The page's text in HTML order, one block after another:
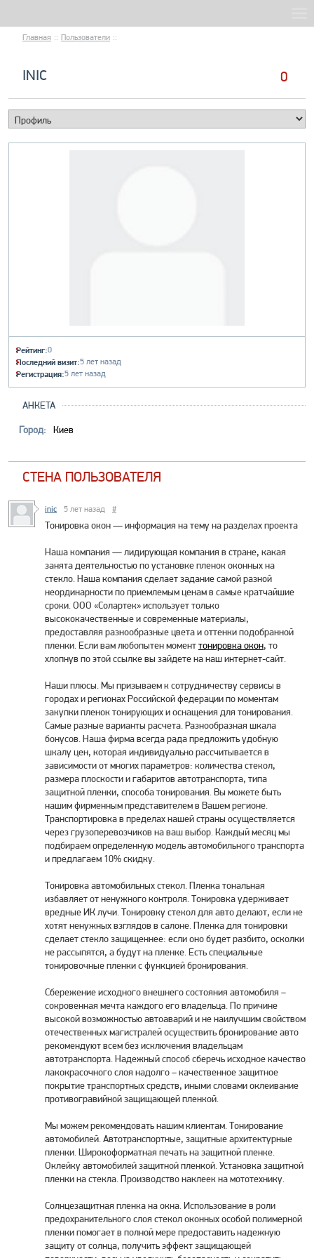
Главная :: Пользователи ::
0
INIC
Рейтинг:0
Последний визит:5 лет назад
Регистрация:5 лет назад
АНКЕТА
Город: Киев
СТЕНА ПОЛЬЗОВАТЕЛЯ
inic 5 лет назад #
Тонировка окон — информация на тему на разделах проекта
Наша компания — лидирующая компания в стране, какая
занята деятельностью по установке пленок оконных на
стекло. Наша компания сделает задание самой разной
неординарности по приемлемым ценам в самые кратчайшие
сроки. ООО «Солартек» использует только
высококачественные и современные материалы,
предоставляя разнообразные цвета и оттенки подобранной
пленки. Если вам любопытен моменттонировка окон, то
хлопнув по этой ссылке вы зайдете на наш интернет-сайт.
Наши плюсы. Мы призываем к сотрудничеству сервисы в
городах и регионах Российской федерации по моментам
закупки пленок тонирующих и оснащения для тонирования.
Самые разные варианты расчета. Разнообразная шкала
бонусов. Наша фирма всегда рада предложить удобную
шкалу цен, которая индивидуально рассчитывается в
зависимости от многих параметров: количества стекол,
размера плоскости и габаритов автотранспорта, типа
защитной пленки, способа тонирования. Вы можете быть
нашим фирменным представителем в Вашем регионе.
Транспортировка в пределах нашей страны осуществляется
через грузоперевозчиков на ваш выбор. Каждый месяц мы
подбираем определенную модель автомобильного транспорта
и предлагаем 10% скидку.
Тонировка автомобильных стекол. Пленка тональная
избавляет от ненужного контроля. Тонировка удерживает
вредные ИК лучи. Тонировку стекол для авто делают, если не
хотят ненужных взглядов в салоне. Пленка для тонировки
сделает стекло защищеннее: если оно будет разбито, осколки
не рассыпятся, а будут на пленке. Есть специальные
тонировочные пленки с функцией бронирования.
Сбережение исходного внешнего состояния автомобиля –
сокровенная мечта каждого его владельца. По причине
высокой возможностью автоаварий и не наилучшим свойством
отечественных магистралей осуществить бронирование авто
рекомендуют всем без исключения владельцам
автотранспорта. Надежный способ сберечь исходное качество
лакокрасочного слоя надолго – качественное защитное
покрытие транспортных средств, иными словами оклеивание
противогравийной защищающей пленкой.
Мы можем рекомендовать нашим клиентам. Тонирование
автомобилей. Автотранспортные, защитные архитектурные
пленки. Широкоформатная печать на защитной пленке.
Оклейку автомобилей защитной пленкой. Установка защитной
пленки на стекла. Производство наклеек на мототехнику.
Солнцезащитная пленка на окна. Использование в роли
предохранительного слоя стекол оконных особой полимерной
пленки помогает в полной мере предоставить надежную
защиту от солнца, получить эффект защищающей